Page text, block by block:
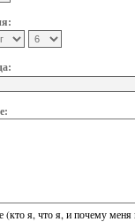
(кто я, что я, и почему